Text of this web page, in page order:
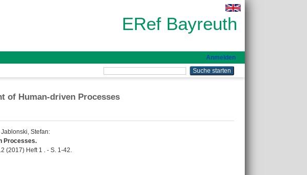
ERef Bayreuth
Anmelden
of Human-driven Processes
Jablonski, Stefan:
Processes.
(2017) Heft 1 . - S. 1-42.